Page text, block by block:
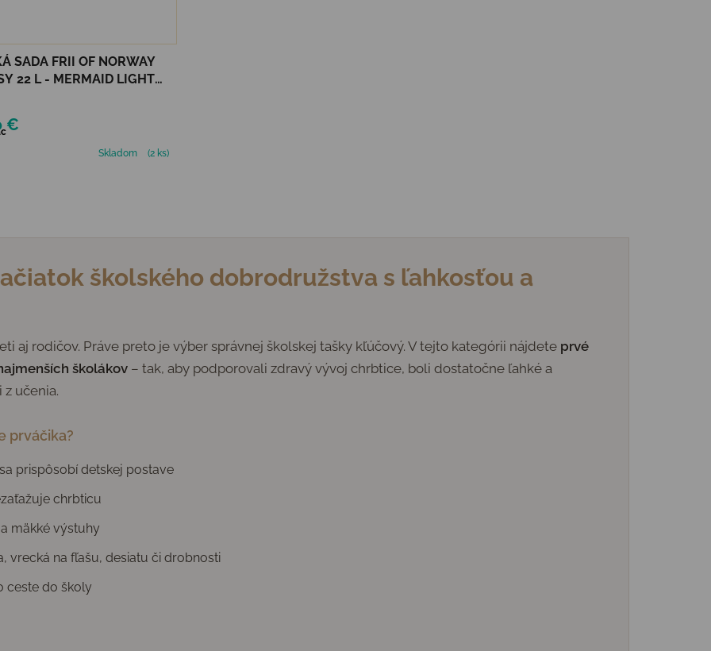
SADA FRII OF NORWAY
22 L - MERMAID LIGHT
€
Skladom
(2 ks)
školského dobrodružstva s ľahkosťou a
aj rodičov. Práve preto je výber správnej školskej tašky kľúčový. V tejto kategórii nájdete prvé
školákov – tak, aby podporovali zdravý vývoj chrbtice, boli dostatočne ľahké a
učenia.
prváčika?
prispôsobí detskej postave
chrbticu
mäkké výstuhy
vrecká na fľašu, desiatu či drobnosti
ceste do školy